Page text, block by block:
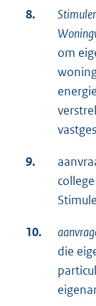
8.
om
9.
10.
die